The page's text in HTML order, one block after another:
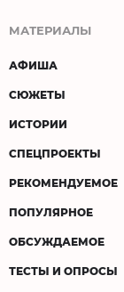
МАТЕРИАЛЫ
АФИША
СЮЖЕТЫ
ИСТОРИИ
СПЕЦПРОЕКТЫ
РЕКОМЕНДУЕМОЕ
ПОПУЛЯРНОЕ
ОБСУЖДАЕМОЕ
ТЕСТЫ И ОПРОСЫ